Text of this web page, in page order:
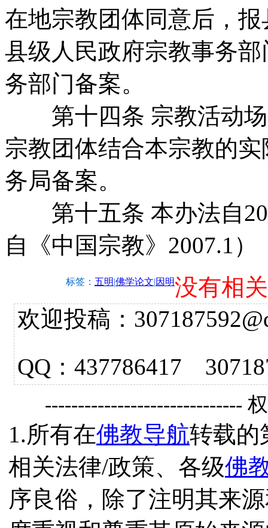
在地宗教团体同意后，
县级人民政府宗教事务
务部门备案。
第十四条 宗教活动场
宗教团体结合本宗教的
务局备案。
第十五条 本办法自
自《中国宗教》2007.1）
标签： 五明|佛学论文|因明没有相
欢迎投稿：
QQ：437786417
------------------------------
1.所有在佛教导航转载的
相关法律/政策、各级佛
序良俗，除了注明其来